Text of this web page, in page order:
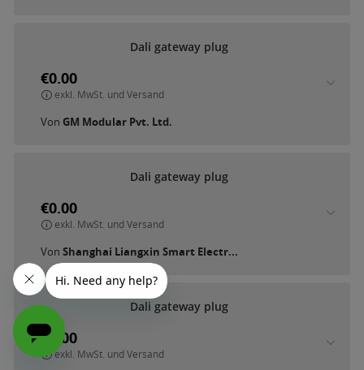
Dali gateway plug
€0.00
exkl. MwSt. und Versand
Von GM Modular Pvt. Ltd.
Dali gateway plug
€0.00
exkl. MwSt. und Versand
Von Shanghai Liangxin Smart Electr...
Dali gateway plug
€0.00
exkl. MwSt. und Versand